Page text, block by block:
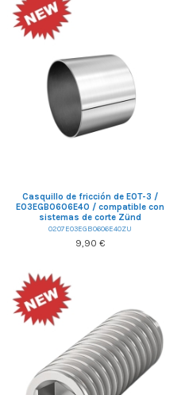
Casquillo de fricción de EOT-3 /
E03EGB0606E40 / compatible con
sistemas de corte Zünd
0207E03EGB0606E40ZU
9,90 €